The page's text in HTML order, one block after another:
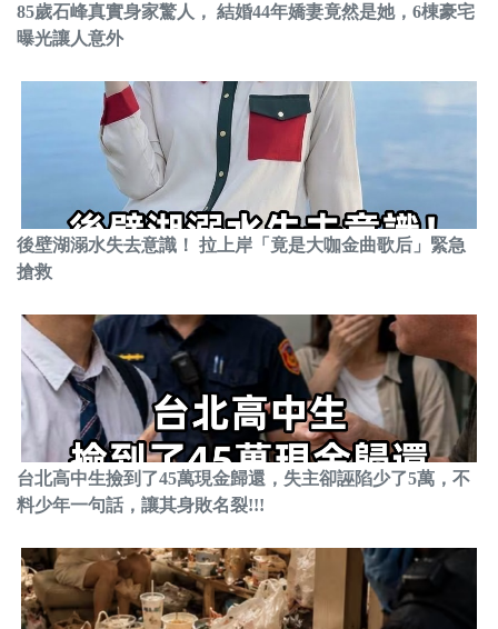
85歲石峰真實身家驚人， 結婚44年嬌妻竟然是她，6棟豪宅
曝光讓人意外
後壁湖溺水失去意識！ 拉上岸「竟是大咖金曲歌后」緊急
搶救
台北高中生撿到了45萬現金歸還，失主卻誣陷少了5萬，不
料少年一句話，讓其身敗名裂!!!